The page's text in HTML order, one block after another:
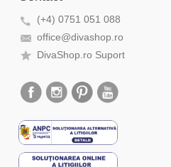
(+4) 0751 051 088
office@divashop.ro
DivaShop.ro Suport